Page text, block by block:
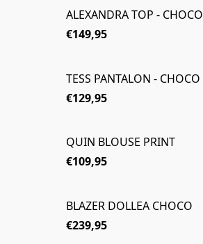
ALEXANDRA TOP - CHOCO
€149,95
TESS PANTALON - CHOCO
€129,95
QUIN BLOUSE PRINT
€109,95
BLAZER DOLLEA CHOCO
€239,95